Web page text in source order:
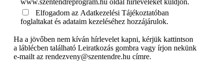
foglaltakat és adataim kezeléséhez hozzájárulok.
Ha a jövőben nem kíván hírlevelet kapni, kérjük kattintson
a láblécben található Leiratkozás gombra vagy írjon nekünk
e-mailt az rendezveny@szentendre.hu címre.